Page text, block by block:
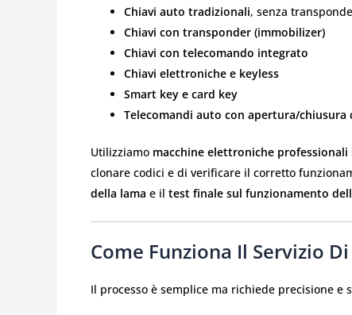
Chiavi auto tradizionali, senza
Chiavi con transponder (immobilizer)
Chiavi con telecomando integrato
Chiavi elettroniche e keyless
Smart key e card key
Telecomandi auto con apertura/chiusura
Utilizziamo macchine elettroniche professionali
clonare codici e di verificare il corretto
della lama e il test finale sul funzionamento
Come Funziona Il Servizio
Il processo è semplice ma richiede precisione